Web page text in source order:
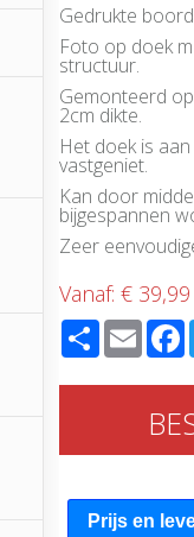
Gedrukte
Foto op doek
structuur.
Gemonteerd
2cm dikte.
Het doek is
vastgeniet.
Kan door
bijgespannen
Zeer
Vanaf:€ 39,99
ShareEmail
Prijs en